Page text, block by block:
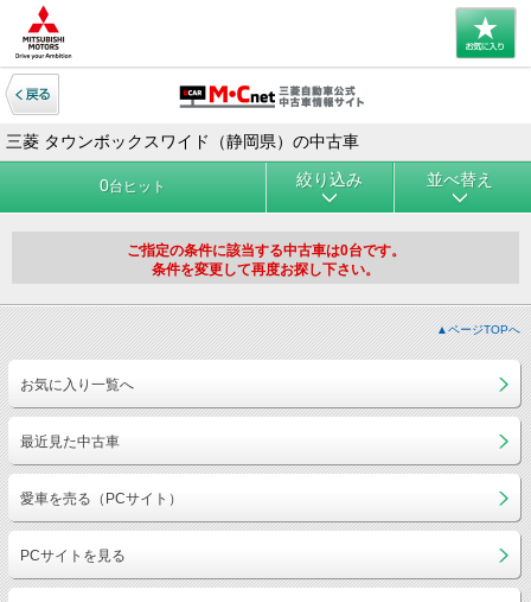
三菱 タウンボックスワイド（静岡県）の中古車
0台ヒット 絞り込み 並べ替え
ご指定の条件に該当する中古車は0台です。
条件を変更して再度お探し下さい。
▲ページTOPへ
お気に入り一覧へ
最近見た中古車
愛車を売る（PCサイト）
PCサイトを見る